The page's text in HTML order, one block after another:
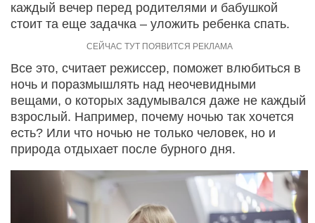
каждый вечер перед родителями и бабушкой
стоит та еще задачка – уложить ребенка спать.
Все это, считает режиссер, поможет влюбиться в
ночь и поразмышлять над неочевидными
вещами, о которых задумывался даже не каждый
взрослый. Например, почему ночью так хочется
есть? Или что ночью не только человек, но и
природа отдыхает после бурного дня.